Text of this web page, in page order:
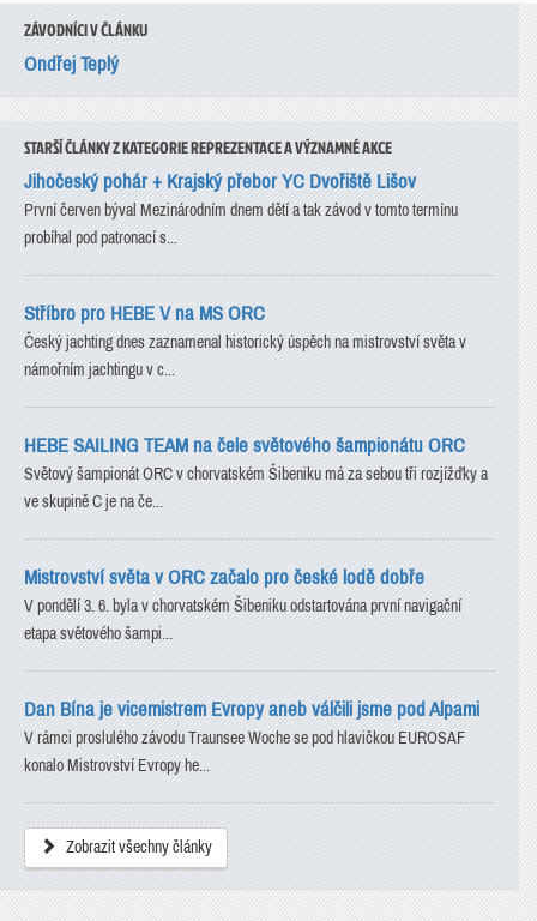
ZÁVODNÍCI V ČLÁNKU
Ondřej Teplý
STARŠÍ ČLÁNKY Z KATEGORIE REPREZENTACE A VÝZNAMNÉ AKCE
Jihočeský pohár + Krajský přebor YC Dvořiště Lišov
První červen býval Mezinárodním dnem dětí a tak závod v tomto termínu
probíhal pod patronací s...
Stříbro pro HEBE V na MS ORC
Český jachting dnes zaznamenal historický úspěch na mistrovství světa v
námořním jachtingu v c...
HEBE SAILING TEAM na čele světového šampionátu ORC
Světový šampionát ORC v chorvatském Šibeniku má za sebou tři rozjížďky a
ve skupině C je na če...
Mistrovství světa v ORC začalo pro české lodě dobře
V pondělí 3. 6. byla v chorvatském Šibeniku odstartována první navigační
etapa světového šampi...
Dan Bína je vicemistrem Evropy aneb válčili jsme pod Alpami
V rámci proslulého závodu Traunsee Woche se pod hlavičkou EUROSAF
konalo Mistrovství Evropy he...
Zobrazit všechny články